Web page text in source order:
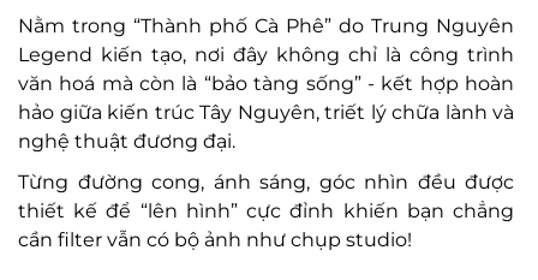
Nằm trong “Thành phố Cà Phê” do Trung Nguyên
Legend kiến tạo, nơi đây không chỉ là công trình
văn hoá mà còn là “bảo tàng sống” - kết hợp hoàn
hảo giữa kiến trúc Tây Nguyên, triết lý chữa lành và
nghệ thuật đương đại.
Từng đường cong, ánh sáng, góc nhìn đều được
thiết kếđể “lên hình” cựcđỉnh khiến bạn chẳng
cần filter vẫn có bộ ảnh như chụp studio!